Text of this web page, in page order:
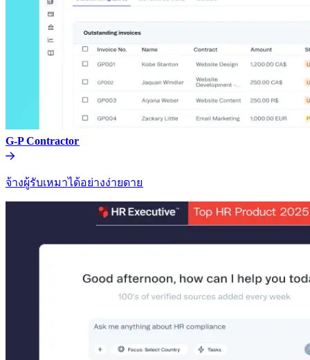
G-P Contractor​​
จ้างผู้รับเหมาได้อย่างง่ายดาย​​